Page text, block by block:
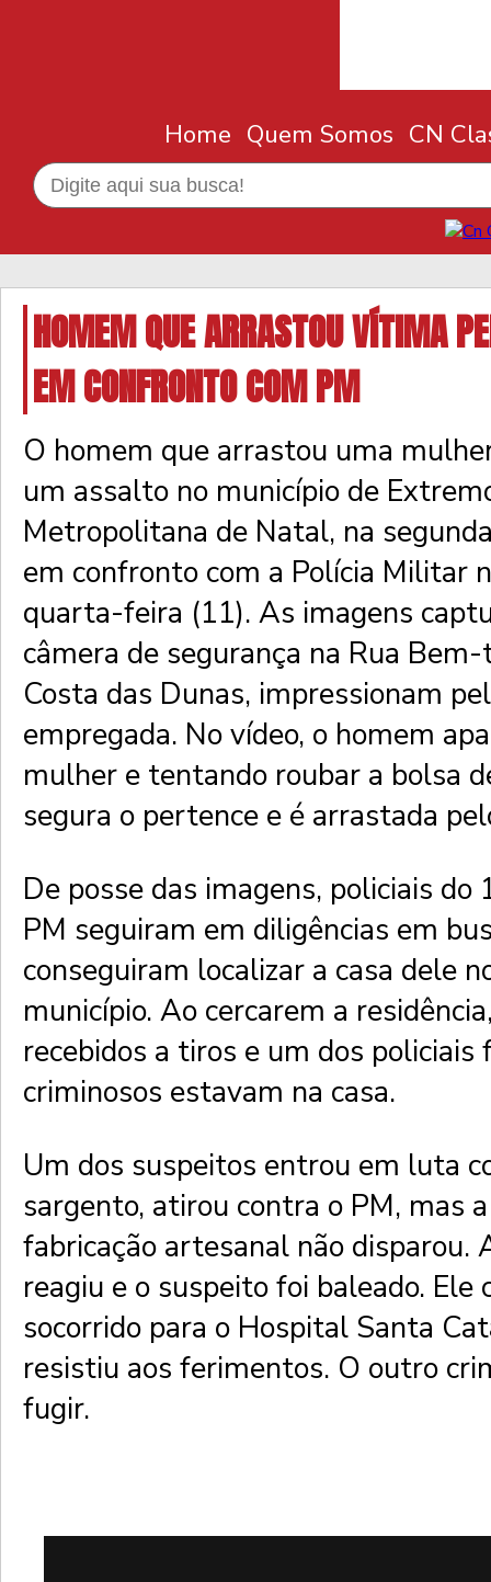
Home Quem Somos CN
HOMEM QUE ARRASTOU VÍTIMA
EM CONFRONTO COM PM
O homem que arrastou uma
um assalto no município de
Metropolitana de Natal, na
em confronto com a Polícia Militar
quarta-feira (11). As imagens
câmera de segurança na Rua
Costa das Dunas, impressionam
empregada. No vídeo, o homem
mulher e tentando roubar a bolsa
segura o pertence e é arrastada
De posse das imagens, policiais do
PM seguiram em diligências em
conseguiram localizar a casa dele
município. Ao cercarem a
recebidos a tiros e um dos policiais
criminosos estavam na casa.
Um dos suspeitos entrou em luta
sargento, atirou contra o PM, mas
fabricação artesanal não disparou.
reagiu e o suspeito foi baleado. Ele
socorrido para o Hospital Santa
resistiu aos ferimentos. O outro
fugir.